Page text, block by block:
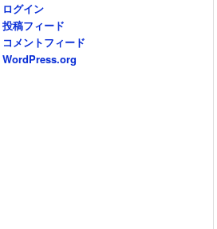
ログイン
投稿フィード
コメントフィード
WordPress.org